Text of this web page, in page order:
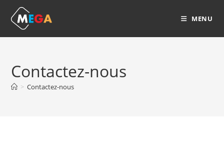
MENU
Contactez-nous
> Contactez-nous